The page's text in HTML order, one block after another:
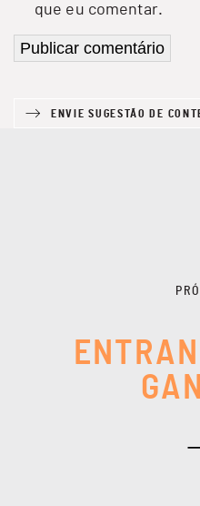
que eu comentar.
ENVIE SUGESTÃO DE